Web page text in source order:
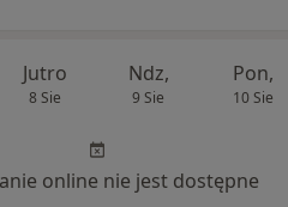
Jutro
8 Sie
Ndz,
9 Sie
Pon,
10 Sie
online nie jest dostępne